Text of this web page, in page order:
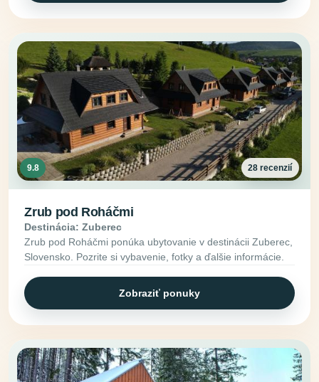
9.8 28 recenzií
Zrub pod Roháčmi
Destinácia: Zuberec
Zrub pod Roháčmi ponúka ubytovanie v destinácii Zuberec,
Slovensko. Pozrite si vybavenie, fotky a ďalšie informácie.
Zobraziť ponuky